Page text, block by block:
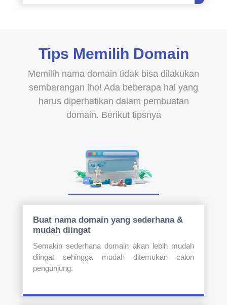
Tips Memilih Domain
Memilih nama domain tidak bisa dilakukan
sembarangan lho! Ada beberapa hal yang
harus diperhatikan dalam pembuatan
domain. Berikut tipsnya
Buat nama domain yang sederhana &
mudah diingat
Semakin sederhana domain akan lebih mudah
diingat sehingga mudah ditemukan calon
pengunjung.